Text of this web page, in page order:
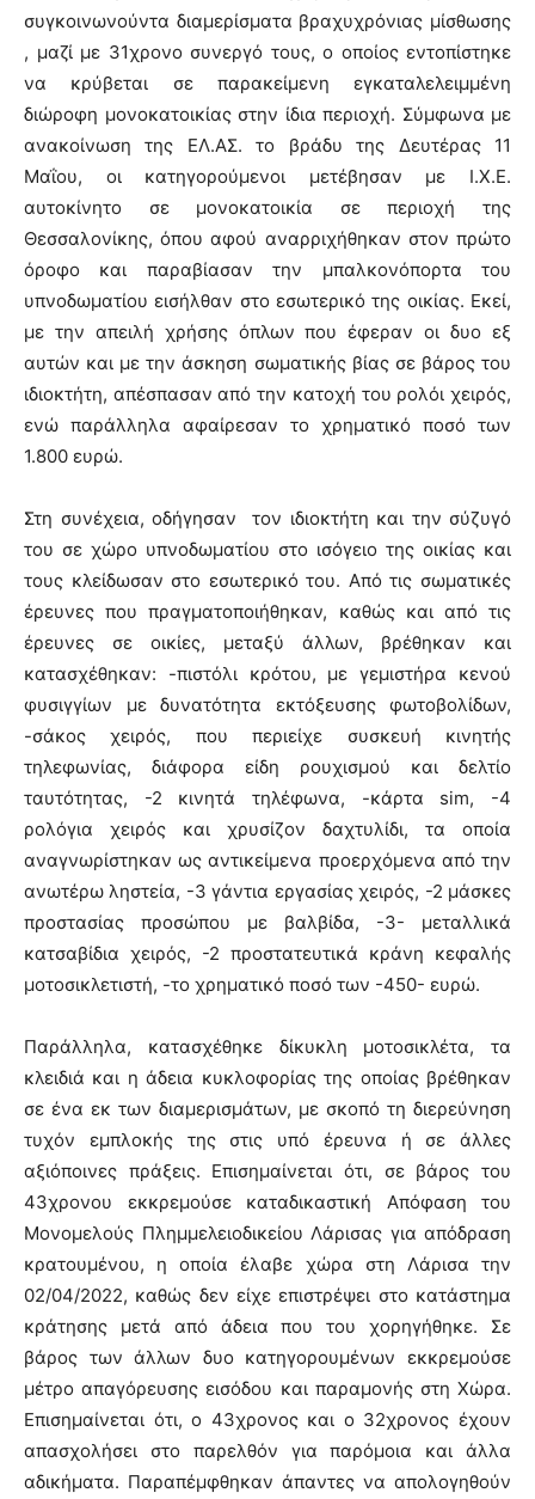
συγκοινωνούντα διαμερίσματα βραχυχρόνιας μίσθωσης
, μαζί με 31χρονο συνεργό τους, ο οποίος εντοπίστηκε
να κρύβεται σε παρακείμενη εγκαταλελειμμένη
διώροφη μονοκατοικίας στην ίδια περιοχή. Σύμφωνα με
ανακοίνωση της ΕΛ.ΑΣ. το βράδυ της Δευτέρας 11
Μαΐου, οι κατηγορούμενοι μετέβησαν με Ι.Χ.Ε.
αυτοκίνητο σε μονοκατοικία σε περιοχή της
Θεσσαλονίκης, όπου αφού αναρριχήθηκαν στον πρώτο
όροφο και παραβίασαν την μπαλκονόπορτα του
υπνοδωματίου εισήλθαν στο εσωτερικό της οικίας. Εκεί,
με την απειλή χρήσης όπλων που έφεραν οι δυο εξ
αυτών και με την άσκηση σωματικής βίας σε βάρος του
ιδιοκτήτη, απέσπασαν από την κατοχή του ρολόι χειρός,
ενώ παράλληλα αφαίρεσαν το χρηματικό ποσό των
1.800 ευρώ.
Στη συνέχεια, οδήγησαν τον ιδιοκτήτη και την σύζυγό
του σε χώρο υπνοδωματίου στο ισόγειο της οικίας και
τους κλείδωσαν στο εσωτερικό του. Από τις σωματικές
έρευνες που πραγματοποιήθηκαν, καθώς και από τις
έρευνες σε οικίες, μεταξύ άλλων, βρέθηκαν και
κατασχέθηκαν: -πιστόλι κρότου, με γεμιστήρα κενού
φυσιγγίων με δυνατότητα εκτόξευσης φωτοβολίδων,
-σάκος χειρός, που περιείχε συσκευή κινητής
τηλεφωνίας, διάφορα είδη ρουχισμού και δελτίο
ταυτότητας, -2 κινητά τηλέφωνα, -κάρτα sim, -4
ρολόγια χειρός και χρυσίζον δαχτυλίδι, τα οποία
αναγνωρίστηκαν ως αντικείμενα προερχόμενα από την
ανωτέρω ληστεία, -3 γάντια εργασίας χειρός, -2 μάσκες
προστασίας προσώπου με βαλβίδα, -3- μεταλλικά
κατσαβίδια χειρός, -2 προστατευτικά κράνη κεφαλής
μοτοσικλετιστή, -το χρηματικό ποσό των -450- ευρώ.
Παράλληλα, κατασχέθηκε δίκυκλη μοτοσικλέτα, τα
κλειδιά και η άδεια κυκλοφορίας της οποίας βρέθηκαν
σε ένα εκ των διαμερισμάτων, με σκοπό τη διερεύνηση
τυχόν εμπλοκής της στις υπό έρευνα ή σε άλλες
αξιόποινες πράξεις. Επισημαίνεται ότι, σε βάρος του
43χρονου εκκρεμούσε καταδικαστική Απόφαση του
Μονομελούς Πλημμελειοδικείου Λάρισας για απόδραση
κρατουμένου, η οποία έλαβε χώρα στη Λάρισα την
02/04/2022, καθώς δεν είχε επιστρέψει στο κατάστημα
κράτησης μετά από άδεια που του χορηγήθηκε. Σε
βάρος των άλλων δυο κατηγορουμένων εκκρεμούσε
μέτρο απαγόρευσης εισόδου και παραμονής στη Χώρα.
Επισημαίνεται ότι, ο 43χρονος και ο 32χρονος έχουν
απασχολήσει στο παρελθόν για παρόμοια και άλλα
αδικήματα. Παραπέμφθηκαν άπαντες να απολογηθούν